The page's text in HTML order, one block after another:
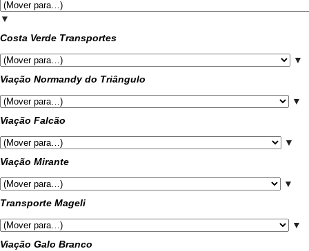
▼
Costa Verde Transportes
▼
Viação Normandy do Triângulo
▼
Viação Falcão
▼
Viação Mirante
▼
Transporte Mageli
▼
Viação Galo Branco